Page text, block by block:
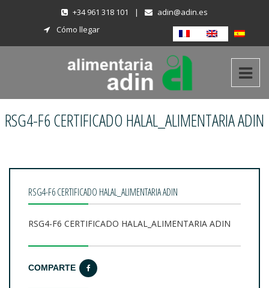
+34 961 318 101 |
adin@adin.es
Cómo llegar
RSG4-F6 CERTIFICADO HALAL_ALIMENTARIA ADIN
RSG4-F6 CERTIFICADO HALAL_ALIMENTARIA ADIN
RSG4-F6 CERTIFICADO HALAL_ALIMENTARIA ADIN
COMPARTE